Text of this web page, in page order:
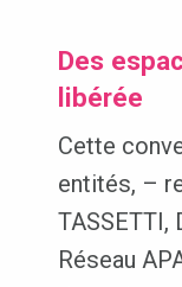
Des
libérée
Cette
entités, –
TASSETTI,
Réseau